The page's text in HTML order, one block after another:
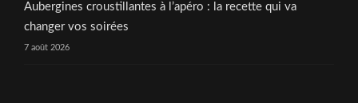
Aubergines croustillantes à l’apéro : la recette qui va
changer vos soirées
7 août 2026